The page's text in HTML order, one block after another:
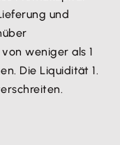
und
weniger als 1
Die Liquidität 1.